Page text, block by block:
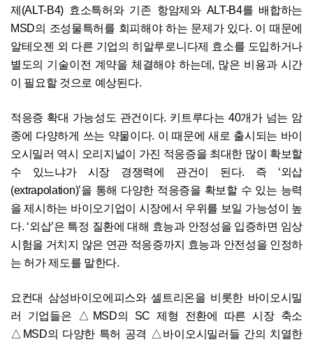
제(ALT-B4) 효소특허와 기존 항암제와 ALT-B4를 배합하는
MSD의 조성물특허를 회피해야 하는 문제가 있다. 이 때문에
알테오젠 외 다른 기업의 히알루로니다제 효소를 도입하거나
별도의 기술이전 계약을 체결해야 하는데, 많은 비용과 시간
이 필요할 것으로 예상된다.
적응증 확대 가능성도 관건이다. 키트루다는 40개가 넘는 암
종에 다양하게 쓰는 약물이다. 이 때문에 새로 출시되는 바이
오시밀러 역시 오리지널이 가진 적응증을 최대한 많이 확보할
수 있느냐가 시장 경쟁력에 관건이 된다. 즉 ‘외삽
(extrapolation)’을 통해 다양한 적응증을 확보할 수 있는 능력
을 제시하는 바이오기업이 시장에서 우위를 보일 가능성이 높
다. ‘외삽’은 특정 질환에 대해 효능과 안정성을 입증하면 임상
시험을 거치지 않은 연관 적응증까지 효능과 안전성을 인정하
는 허가 제도를 말한다.
요컨대 삼성바이오에피스와 셀트리온을 비롯한 바이오시밀
러 기업들은 △MSD의 SC 제형 전환에 따른 시장 축소
△MSD의 다양한 특허 공격 △바이오시밀러들 간의 치열한